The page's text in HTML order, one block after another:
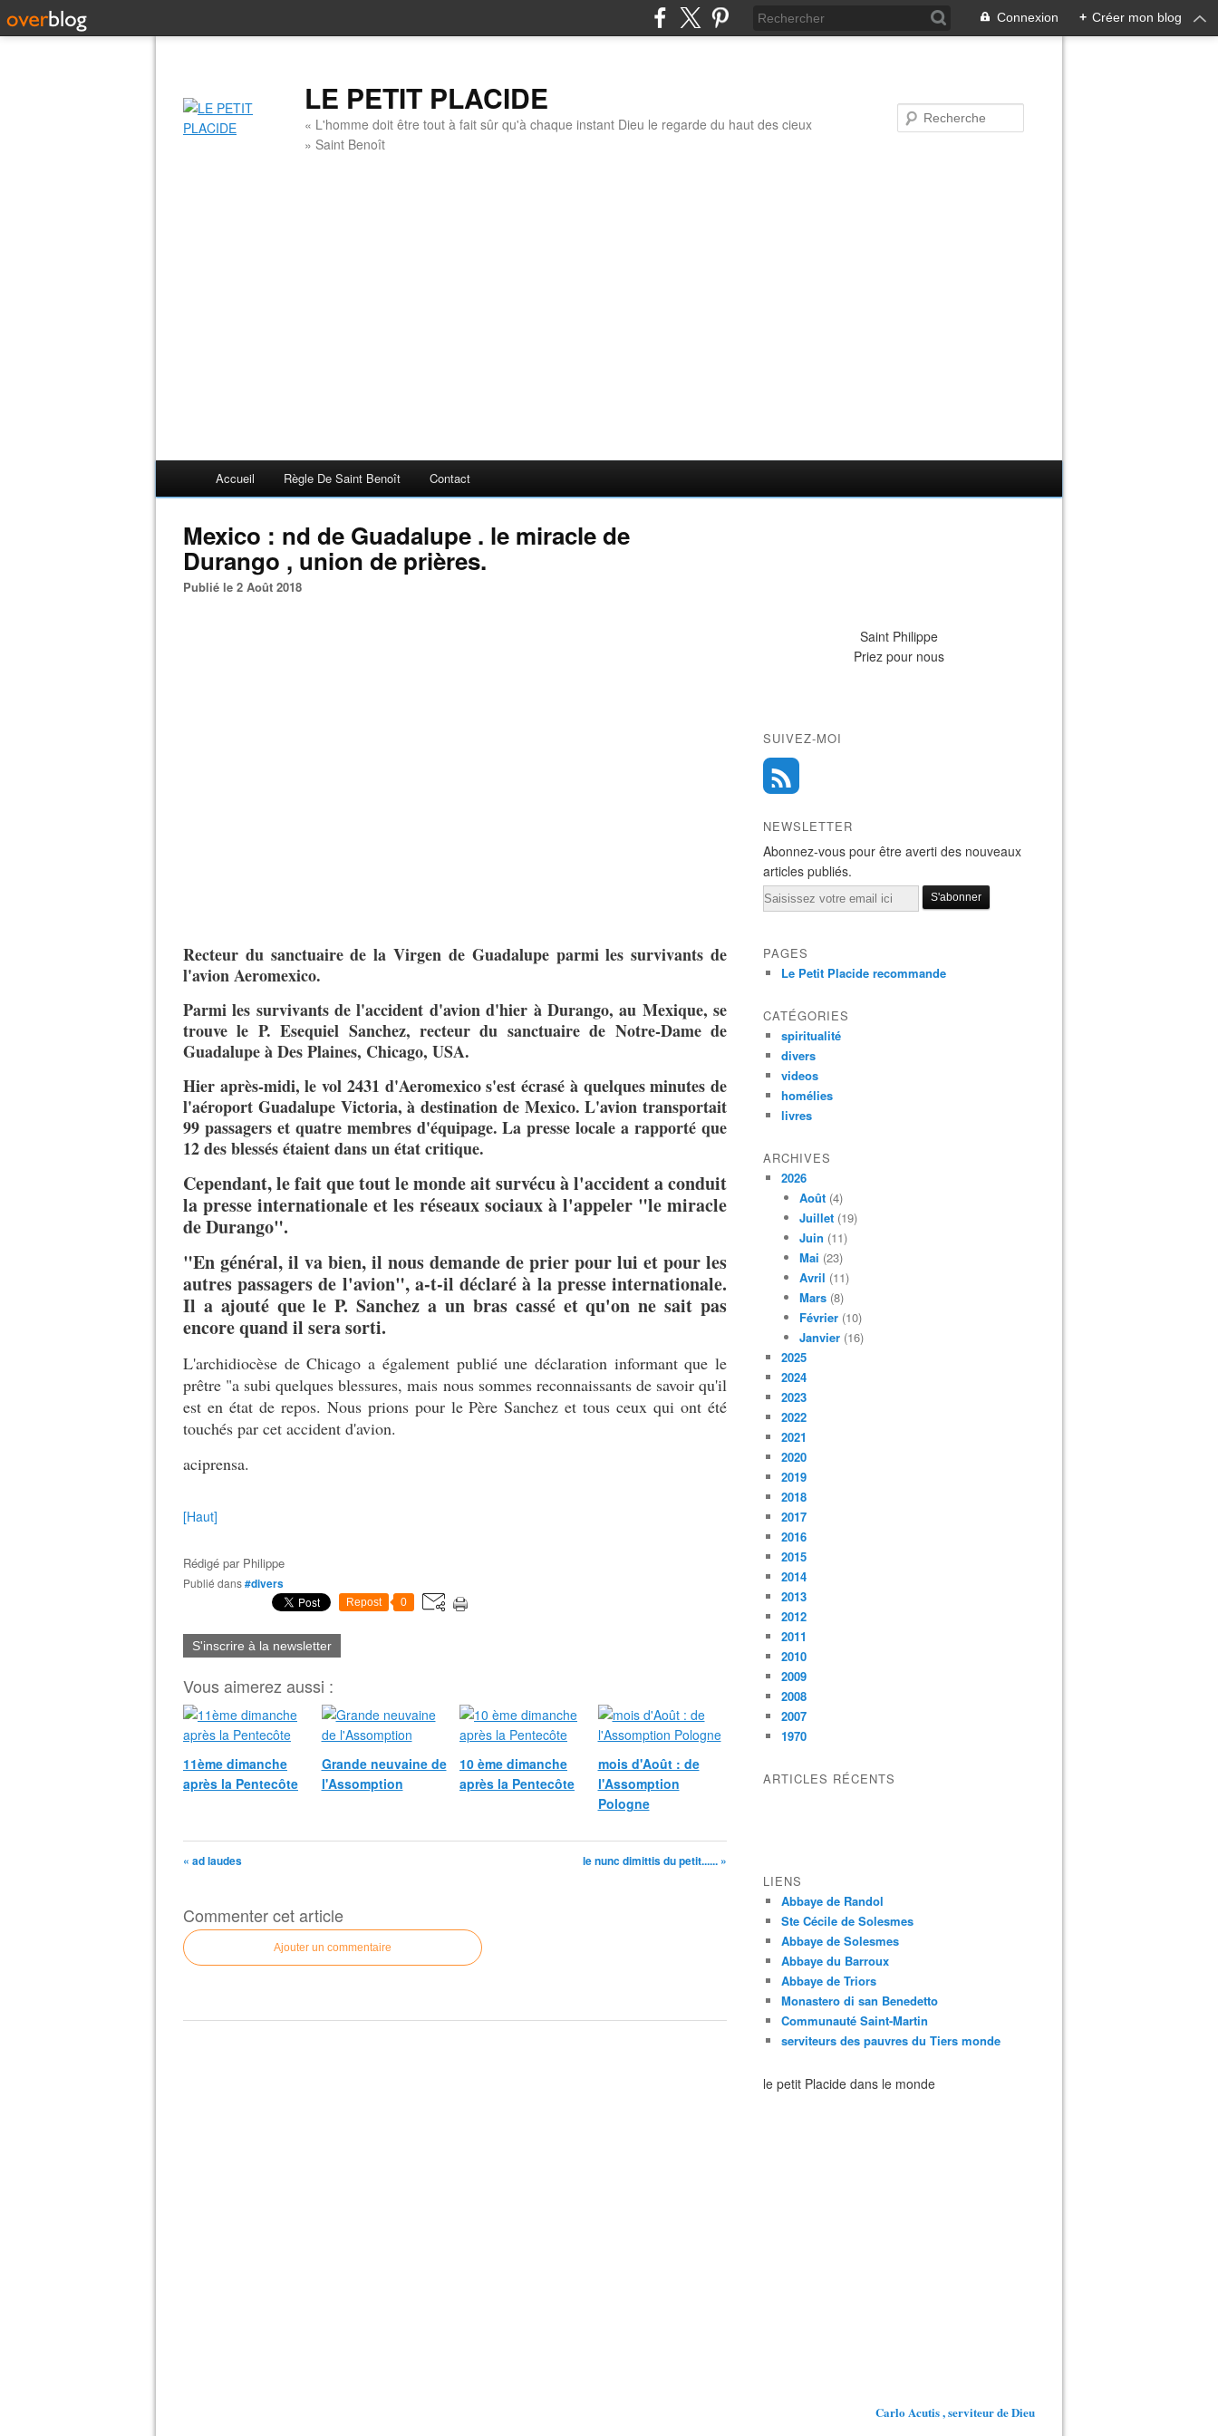
Connexion + Créer mon blog
LE PETIT PLACIDE
« L'homme doit être tout à fait sûr qu'à chaque instant Dieu le regarde du haut des cieux
» Saint Benoît
Accueil Règle De Saint Benoît Contact
Mexico : nd de Guadalupe . le miracle de
Durango , union de prières.
Publié le 2 Août 2018
Recteur du sanctuaire de la Virgen de Guadalupe parmi les survivants de
l'avion Aeromexico.
Parmi les survivants de l'accident d'avion d'hier à Durango, au Mexique, se
trouve le P. Esequiel Sanchez, recteur du sanctuaire de Notre-Dame de
Guadalupe à Des Plaines, Chicago, USA.
Hier après-midi, le vol 2431 d'Aeromexico s'est écrasé à quelques minutes de
l'aéroport Guadalupe Victoria, à destination de Mexico. L'avion transportait
99 passagers et quatre membres d'équipage. La presse locale a rapporté que
12 des blessés étaient dans un état critique.
Cependant, le fait que tout le monde ait survécu à l'accident a conduit
la presse internationale et les réseaux sociaux à l'appeler "le miracle
de Durango".
"En général, il va bien, il nous demande de prier pour lui et pour les
autres passagers de l'avion", a-t-il déclaré à la presse internationale.
Il a ajouté que le P. Sanchez a un bras cassé et qu'on ne sait pas
encore quand il sera sorti.
L'archidiocèse de Chicago a également publié une déclaration informant que le
prêtre "a subi quelques blessures, mais nous sommes reconnaissants de savoir qu'il
est en état de repos. Nous prions pour le Père Sanchez et tous ceux qui ont été
touchés par cet accident d'avion.
aciprensa.
[Haut]
Rédigé par Philippe
Publié dans#divers
Repost 0
S'inscrire à la newsletter
Vous aimerez aussi :
11ème dimanche
après la Pentecôte
Grande neuvaine de
l'Assomption
10 ème dimanche
après la Pentecôte
mois d'Août : de
l'Assomption
Pologne
« ad laudes le nunc dimittis du petit...... »
Commenter cet article
Ajouter un commentaire
Saint Philippe
Priez pour nous
SUIVEZ-MOI
NEWSLETTER
Abonnez-vous pour être averti des nouveaux
articles publiés.
Email
PAGES
Le Petit Placide recommande
CATÉGORIES
spiritualité
divers
videos
homélies
livres
ARCHIVES
2026
Août (4)
Juillet (19)
Juin (11)
Mai (23)
Avril (11)
Mars (8)
Février (10)
Janvier (16)
2025
2024
2023
2022
2021
2020
2019
2018
2017
2016
2015
2014
2013
2012
2011
2010
2009
2008
2007
1970
ARTICLES RÉCENTS
LIENS
Abbaye de Randol
Ste Cécile de Solesmes
Abbaye de Solesmes
Abbaye du Barroux
Abbaye de Triors
Monastero di san Benedetto
Communauté Saint-Martin
serviteurs des pauvres du Tiers monde
le petit Placide dans le monde
Carlo Acutis , serviteur de Dieu